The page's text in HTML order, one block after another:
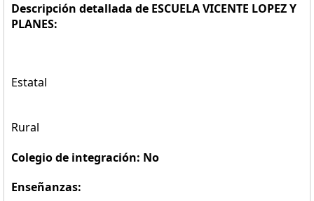
Descripción detallada de ESCUELA VICENTE LOPEZ Y
PLANES:
Estatal
Rural
Colegio de integración: No
Enseñanzas: